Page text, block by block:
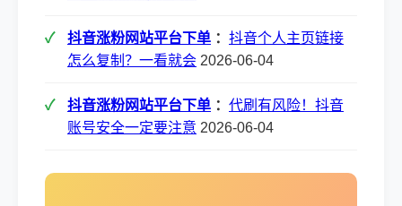
抖音涨粉网站平台下单 ： 抖音个人主页链接
怎么复制？一看就会 2026-06-04
抖音涨粉网站平台下单 ： 代刷有风险！抖音
账号安全一定要注意 2026-06-04